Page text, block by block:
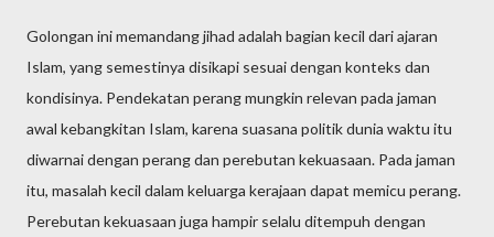
Golongan ini memandang jihad adalah bagian kecil dari ajaran
Islam, yang semestinya disikapi sesuai dengan konteks dan
kondisinya. Pendekatan perang mungkin relevan pada jaman
awal kebangkitan Islam, karena suasana politik dunia waktu itu
diwarnai dengan perang dan perebutan kekuasaan. Pada jaman
itu, masalah kecil dalam keluarga kerajaan dapat memicu perang.
Perebutan kekuasaan juga hampir selalu ditempuh dengan